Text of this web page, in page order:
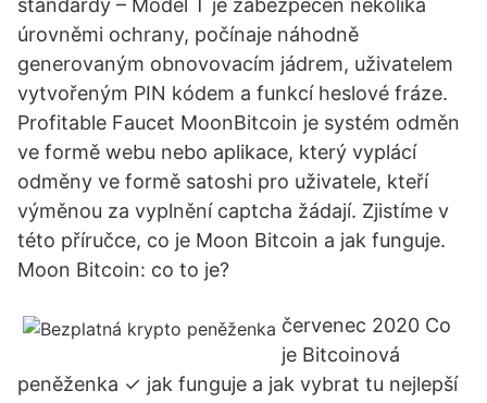
standardy – Model T je zabezpečen několika
úrovněmi ochrany, počínaje náhodně
generovaným obnovovacím jádrem, uživatelem
vytvořeným PIN kódem a funkcí heslové fráze.
Profitable Faucet MoonBitcoin je systém odměn
ve formě webu nebo aplikace, který vyplácí
odměny ve formě satoshi pro uživatele, kteří
výměnou za vyplnění captcha žádají. Zjistíme v
této příručce, co je Moon Bitcoin a jak funguje.
Moon Bitcoin: co to je?
červenec 2020 Co
je Bitcoinová
peněženka ✓ jak funguje a jak vybrat tu nejlepší